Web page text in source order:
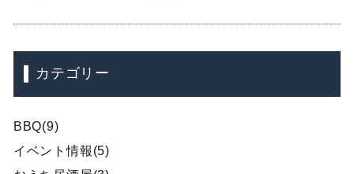
カテゴリー
BBQ(9)
イベント情報(5)